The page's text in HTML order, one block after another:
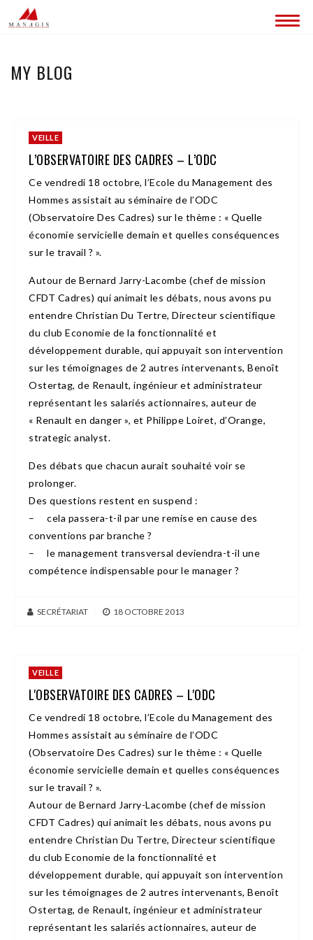
MY BLOG
VEILLE
L’OBSERVATOIRE DES CADRES – L’ODC
Ce vendredi 18 octobre, l’Ecole du Management des
Hommes assistait au séminaire de l’ODC
(Observatoire Des Cadres) sur le thème : « Quelle
économie servicielle demain et quelles conséquences
sur le travail ? ».
Autour de Bernard Jarry-Lacombe (chef de mission
CFDT Cadres) qui animait les débats, nous avons pu
entendre Christian Du Tertre, Directeur scientifique
du club Economie de la fonctionnalité et
développement durable, qui appuyait son intervention
sur les témoignages de 2 autres intervenants, Benoît
Ostertag, de Renault, ingénieur et administrateur
représentant les salariés actionnaires, auteur de
« Renault en danger », et Philippe Loiret, d’Orange,
strategic analyst.
Des débats que chacun aurait souhaité voir se
prolonger.
Des questions restent en suspend :
– cela passera-t-il par une remise en cause des
conventions par branche ?
– le management transversal deviendra-t-il une
compétence indispensable pour le manager ?
SECRÉTARIAT 18 OCTOBRE 2013
VEILLE
L'OBSERVATOIRE DES CADRES – L'ODC
Ce vendredi 18 octobre, l’Ecole du Management des
Hommes assistait au séminaire de l’ODC
(Observatoire Des Cadres) sur le thème : « Quelle
économie servicielle demain et quelles conséquences
sur le travail ? ».
Autour de Bernard Jarry-Lacombe (chef de mission
CFDT Cadres) qui animait les débats, nous avons pu
entendre Christian Du Tertre, Directeur scientifique
du club Economie de la fonctionnalité et
développement durable, qui appuyait son intervention
sur les témoignages de 2 autres intervenants, Benoît
Ostertag, de Renault, ingénieur et administrateur
représentant les salariés actionnaires, auteur de